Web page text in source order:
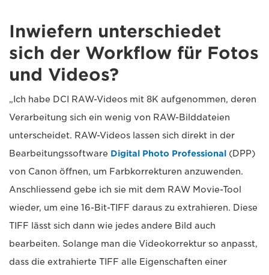
Inwiefern unterschiedet
sich der Workflow für Fotos
und Videos?
„Ich habe DCI RAW-Videos mit 8K aufgenommen, deren
Verarbeitung sich ein wenig von RAW-Bilddateien
unterscheidet. RAW-Videos lassen sich direkt in der
Bearbeitungssoftware Digital Photo Professional (DPP)
von Canon öffnen, um Farbkorrekturen anzuwenden.
Anschliessend gebe ich sie mit dem RAW Movie-Tool
wieder, um eine 16-Bit-TIFF daraus zu extrahieren. Diese
TIFF lässt sich dann wie jedes andere Bild auch
bearbeiten. Solange man die Videokorrektur so anpasst,
dass die extrahierte TIFF alle Eigenschaften einer